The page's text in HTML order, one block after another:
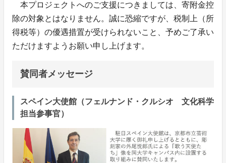
本プロジェクトへのご支援につきましては、寄附金控
除の対象とはなりません。誠に恐縮ですが、税制上（所
得税等）の優遇措置が受けられないこと、予めご了承い
ただけますようお願い申し上げます。
賛同者メッセージ
スペイン大使館（フェルナンド・クルシオ 文化科学
担当参事官）